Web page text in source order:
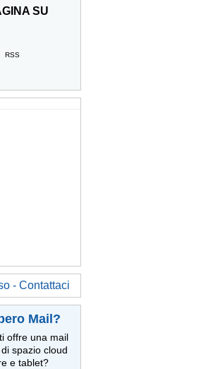
SU
RSS
- Contattaci
Mail?
offre una mail
spazio cloud
e tablet?